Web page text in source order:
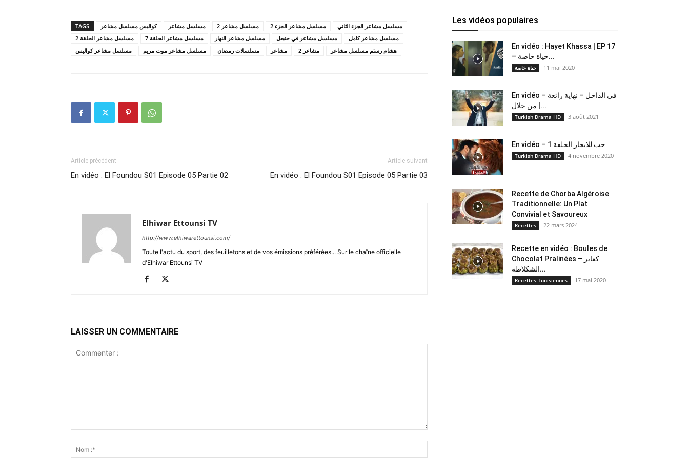
TAGS كواليس مسلسل مشاعر مسلسل مشاعر مسلسل مشاعر 2 مسلسل مشاعر الجزء 2
مسلسل مشاعر الجزء الثاني
مسلسل مشاعر الحلقة 2
مسلسل مشاعر الحلقة 7 مسلسل مشاعر النهار مسلسل مشاعر في حنبعل
مسلسل مشاعر كامل
مسلسل مشاعر كواليس
مسلسل مشاعر موت مريم مسلسلات رمضان مشاعر مشاعر 2 هشام رستم مسلسل مشاعر
Article précédent
En vidéo : El Foundou S01 Episode 05 Partie 02
Article suivant
En vidéo : El Foundou S01 Episode 05 Partie 03
Elhiwar Ettounsi TV
http://www.elhiwarettounsi.com/
Toute l'actu du sport, des feuilletons et de vos émissions préférées... Sur le chaîne officielle
d'Elhiwar Ettounsi TV
LAISSER UN COMMENTAIRE
Les vidéos populaires
En vidéo : Hayet Khassa | EP 17
– حياة خاصة...
حياة خاصة 11 mai 2020
En vidéo – في الداخل – نهاية رائعة
من جلال |...
Turkish Drama HD 3 août 2021
En vidéo – حب للايجار الحلقة 1
Turkish Drama HD 4 novembre 2020
Recette de Chorba Algéroise
Traditionnelle: Un Plat
Convivial et Savoureux
Recettes 22 mars 2024
Recette en vidéo : Boules de
Chocolat Pralinées – كعابر
الشكلاطة...
Recettes Tunisiennes 17 mai 2020